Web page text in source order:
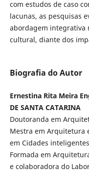
com estudos de caso
lacunas, as pesquisas
abordagem integrativa
cultural, diante dos
Biografia do Autor
Ernestina Rita Meira
DE SANTA CATARINA
Doutoranda em
Mestra em Arquitetura
em Cidades
Formada em
e colaboradora do